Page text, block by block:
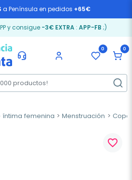
a Península en pedidos +65€
y consigue -3€ EXTRA: APP-FB ;)
0 0
íntima femenina Menstruación
favorite_border